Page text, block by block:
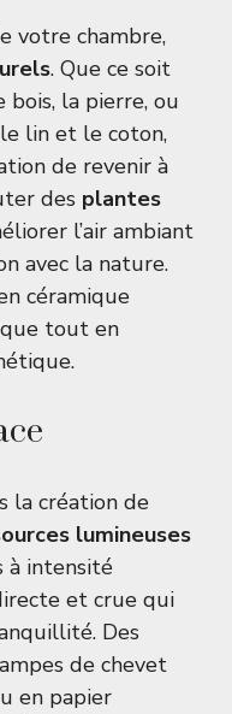
votre chambre,
. Que ce soit
bois, la pierre, ou
lin et le coton,
de revenir à
des plantes
l’air ambiant
avec la nature.
céramique
tout en
la création de
lumineuses
à intensité
et crue qui
Des
de chevet
en papier